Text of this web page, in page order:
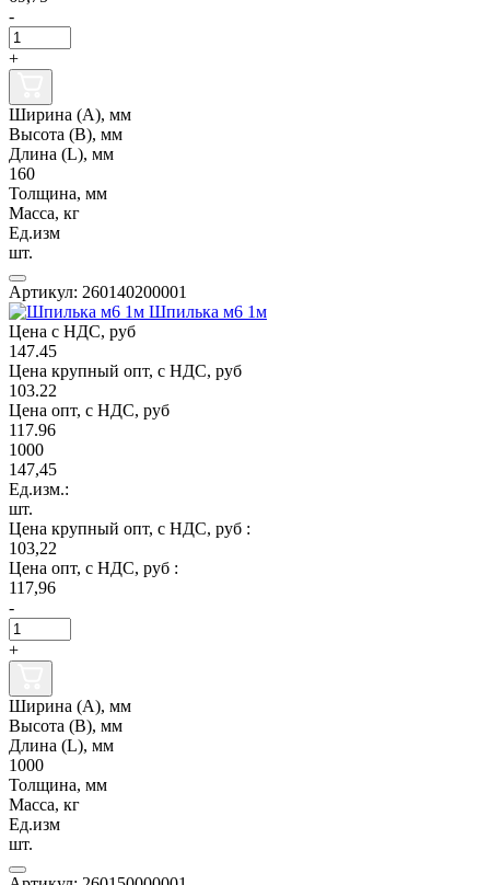
-
+
Ширина (А), мм
Высота (В), мм
Длина (L), мм
160
Толщина, мм
Масса, кг
Ед.изм
шт.
Артикул: 260140200001
Шпилька м6 1м
Цена с НДС, руб
147.45
Цена крупный опт, с НДС, руб
103.22
Цена опт, с НДС, руб
117.96
1000
147,45
Ед.изм.:
шт.
Цена крупный опт, с НДС, руб :
103,22
Цена опт, с НДС, руб :
117,96
-
+
Ширина (А), мм
Высота (В), мм
Длина (L), мм
1000
Толщина, мм
Масса, кг
Ед.изм
шт.